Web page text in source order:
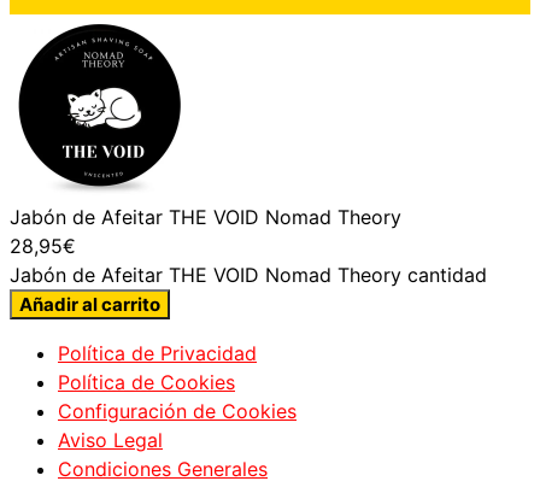
Jabón de Afeitar THE VOID Nomad Theory
28,95€
Jabón de Afeitar THE VOID Nomad Theory cantidad
Añadir al carrito
Política de Privacidad
Política de Cookies
Configuración de Cookies
Aviso Legal
Condiciones Generales